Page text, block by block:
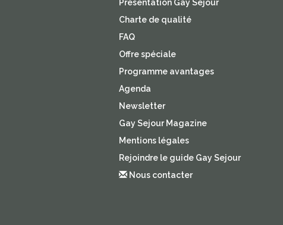
Présentation Gay Sejour
Charte de qualité
FAQ
Offre spéciale
Programme avantages
Agenda
Newsletter
Gay Sejour Magazine
Mentions légales
Rejoindre le guide Gay Sejour
Nous contacter